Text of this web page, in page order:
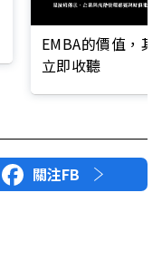
EMBA的價值，
立即收聽
關注FB